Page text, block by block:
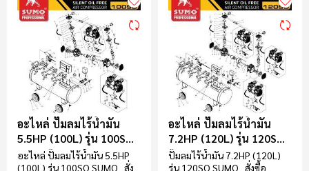
อะไหล่ ปั๊มลมไร้น้ำมัน
5.5HP (100L) รุ่น 100SO
SUMO
อะไหล่ ปั๊มลมไร้น้ำมัน 5.5HP
(100L) รุ่น 100SO SUMO สั่ง
อะไหล่ ปั๊มลมไร้น้ำมัน
7.2HP (120L) รุ่น 120SO
SUMO
ปั๊มลมไร้น้ำมัน 7.2HP (120L)
รุ่น 120SO SUMO สั่งซื้อ